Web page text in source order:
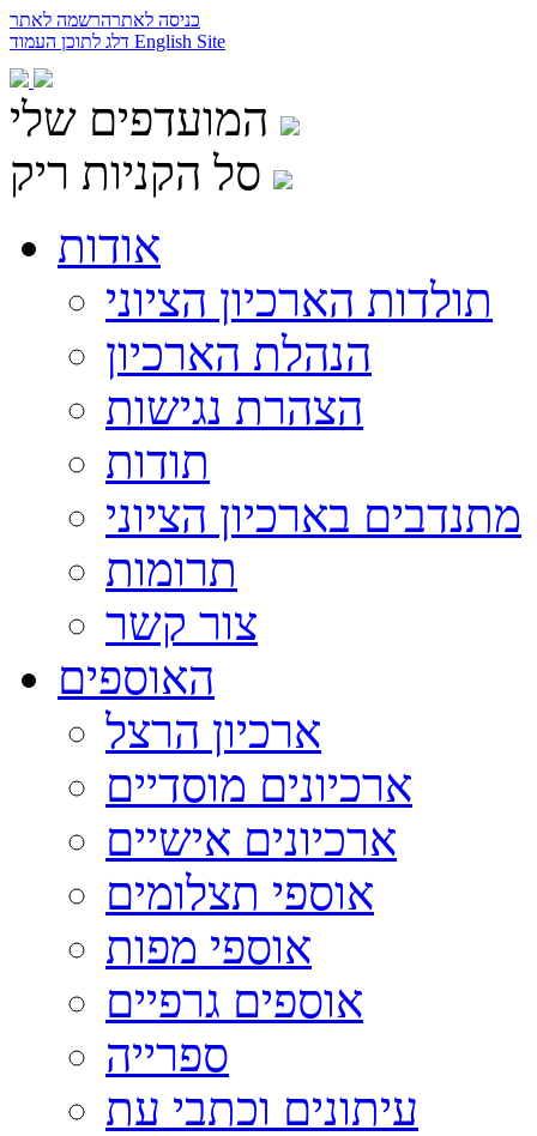
כניסה לאתרהרשמה לאתר
English Site
המועדפים שלי
סל הקניות ריק
אודות
תולדות הארכיון הציוני
הנהלת הארכיון
הצהרת נגישות
תודות
מתנדבים בארכיון הציוני
תרומות
צור קשר
האוספים
ארכיון הרצל
ארכיונים מוסדיים
ארכיונים אישיים
אוספי תצלומים
אוספי מפות
אוספים גרפיים
ספרייה
עיתונים וכתבי עת